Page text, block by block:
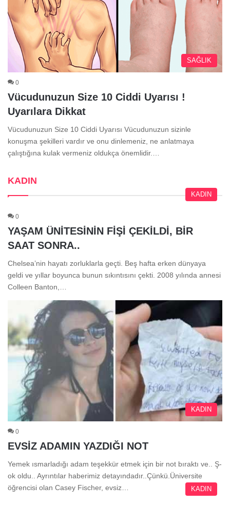
SAĞLIK
0
Vücudunuzun Size 10 Ciddi Uyarısı !
Uyarılara Dikkat
Vücudunuzun Size 10 Ciddi Uyarısı Vücudunuzun sizinle
konuşma şekilleri vardır ve onu dinlemeniz, ne anlatmaya
çalıştığına kulak vermeniz oldukça önemlidir.…
KADIN
KADIN
0
YAŞAM ÜNİTESİNİN FİŞİ ÇEKİLDİ, BİR
SAAT SONRA..
Chelsea’nin hayatı zorluklarla geçti. Beş hafta erken dünyaya
geldi ve yıllar boyunca bunun sıkıntısını çekti. 2008 yılında annesi
Colleen Banton,…
KADIN
0
EVSİZ ADAMIN YAZDIĞI NOT
Yemek ısmarladığı adam teşekkür etmek için bir not bıraktı ve.. Ş-
ok oldu.. Ayrıntılar haberimiz detayındadır..Çünkü.Üniversite
öğrencisi olan Casey Fischer, evsiz…
KADIN